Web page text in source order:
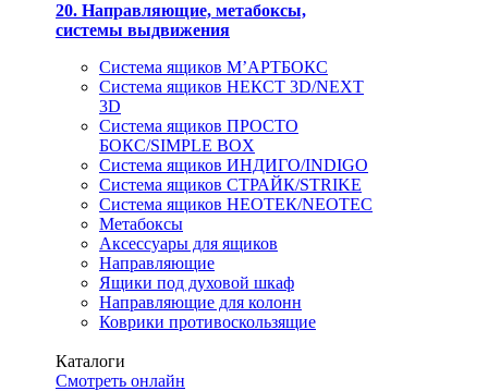
20. Направляющие, метабоксы,
системы выдвижения
Система ящиков М’АРТБОКС
Система ящиков НЕКСТ 3D/NEXT
3D
Система ящиков ПРОСТО
БОКС/SIMPLE BOX
Система ящиков ИНДИГО/INDIGO
Система ящиков СТРАЙК/STRIKE
Система ящиков НЕОТЕК/NEOTEC
Метабоксы
Аксессуары для ящиков
Направляющие
Ящики под духовой шкаф
Направляющие для колонн
Коврики противоскользящие
Каталоги
Смотреть онлайн